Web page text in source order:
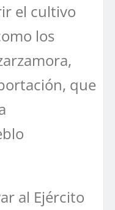
el cultivo
los
que
al Ejército